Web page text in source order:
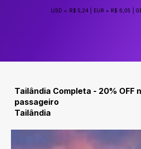
USD = R$ 5,24 EUR = R$ 6,05
Tailândia Completa - 20% OFF
passageiro
Tailândia